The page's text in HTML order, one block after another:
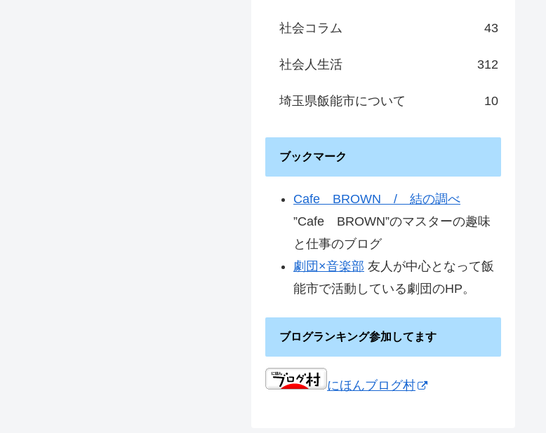
社会コラム 43
社会人生活 312
埼玉県飯能市について 10
ブックマーク
Cafe BROWN / 結の調べ
”Cafe BROWN”のマスターの趣味
と仕事のブログ
劇団×音楽部 友人が中心となって飯
能市で活動している劇団のHP。
ブログランキング参加してます
にほんブログ村